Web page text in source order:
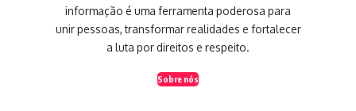
informação é uma ferramenta poderosa para
unir pessoas, transformar realidades e fortalecer
a luta por direitos e respeito.
Sobre nós